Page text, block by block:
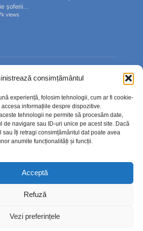
consimțământul
experiență, folosim tehnologii, cum ar fi cookie-
informațiile despre dispozitive.
tehnologii ne permite să procesăm date,
de navigare sau ID-uri unice pe acest site. Dacă
sau îți retragi consimțământul dat poate avea
anumite funcționalități și funcții.
Acceptă
Refuză
Vezi preferințele
șoferii...
views
uri (UE)